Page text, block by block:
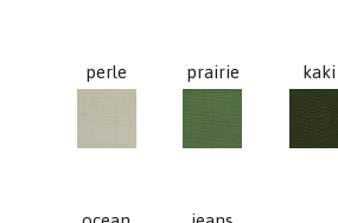
perle
prairie
kaki